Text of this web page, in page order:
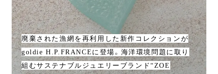
廃棄された漁網を再利用した新作コレクションが
goldie H.P.FRANCEに登場。海洋環境問題に取り
組むサステナブルジュエリーブランド“ZOE